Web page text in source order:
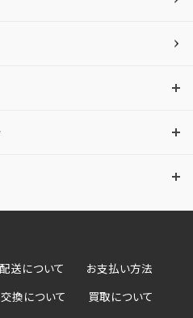
配送について お支払い方法
交換について 買取について